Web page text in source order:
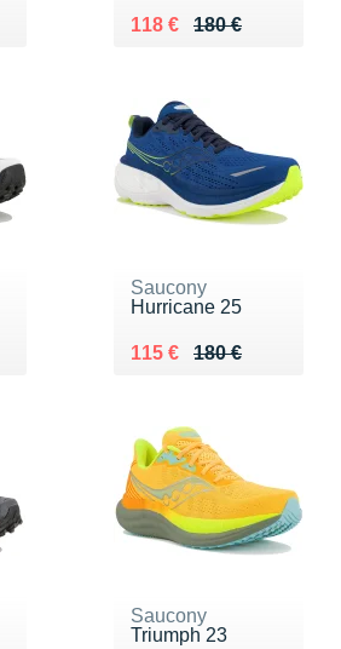
180 €
Au lieu de 180 €
118 €
Vendu 118 €
Saucony
Hurricane 25
180 €
Au lieu de 180 €
115 €
Vendu 115 €
Saucony
Triumph 23